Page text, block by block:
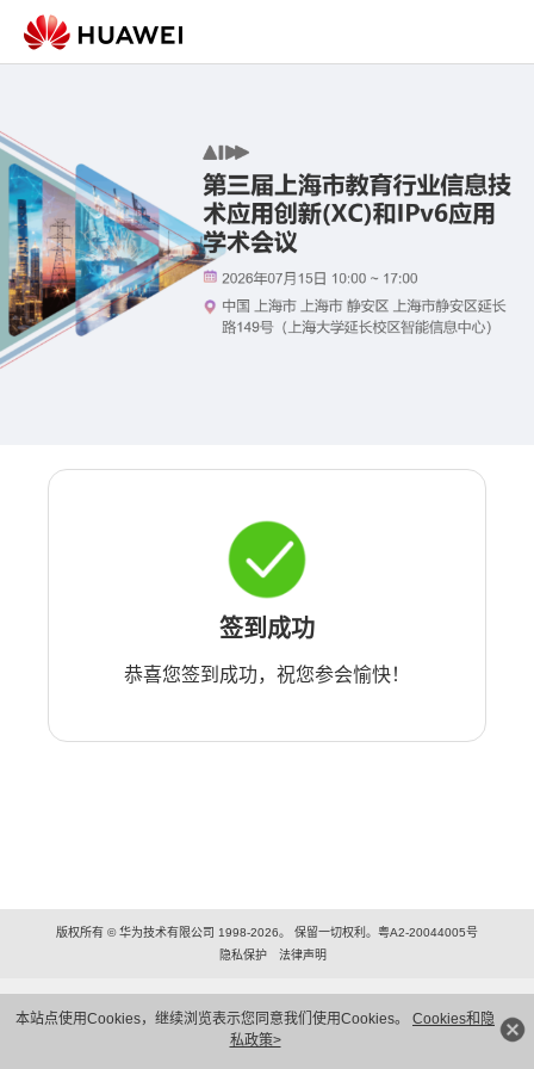
本站点使用Cookies，继续浏览表示您同意我们使用Cookies。 Cookies和隐
私政策>
签到成功
恭喜您签到成功，祝您参会愉快！
版权所有 © 华为技术有限公司 1998-2026。 保留一切权利。粤A2-20044005号
隐私保护
法律声明